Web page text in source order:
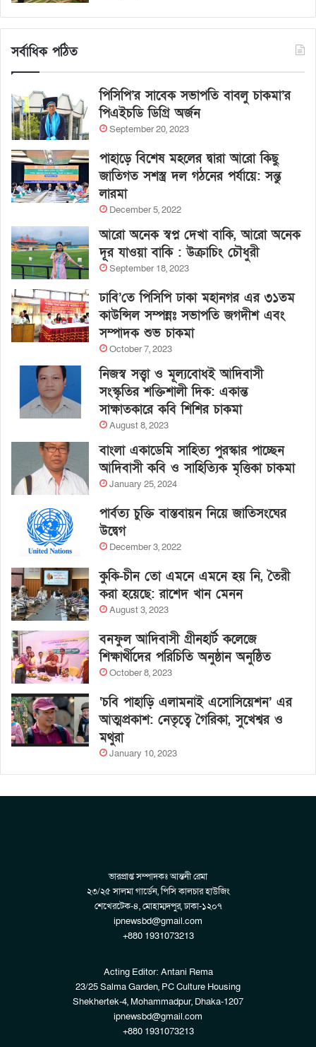
সর্বাধিক পঠিত
পিসিপি’র সাবেক সভাপতি বাবলু চাকমা’র
পিএইচডি ডিগ্রি অর্জন
September 20, 2023
পাহাড়ে বিশেষ মহলের দ্বারা আরো কিছু
জাতিগত সশস্ত্র দল গঠনের পর্যায়ে: সন্তু
লারমা
December 5, 2022
আরো অনেক স্বপ্ন দেখা বাকি, আরো অনেক
দূর যাওয়া বাকি : উক্রাচিং চৌধুরী
September 18, 2023
ঢাবি’তে পিসিপি ঢাকা মহানগর এর ৩১তম
কাউন্সিল সম্পন্নঃ সভাপতি জগদীশ এবং
সম্পাদক শুভ চাকমা
October 7, 2023
নিজস্ব সত্ত্বা ও মূল্যবোধই আদিবাসী
সংস্কৃতির শক্তিশালী দিক: একান্ত
সাক্ষাতকারে কবি শিশির চাকমা
August 8, 2023
বাংলা একাডেমি সাহিত্য পুরস্কার পাচ্ছেন
আদিবাসী কবি ও সাহিত্যিক মৃত্তিকা চাকমা
January 25, 2024
পার্বত্য চুক্তি বাস্তবায়ন নিয়ে জাতিসংঘের
উদ্বেগ
December 3, 2022
কুকি-চীন তো এমনে এমনে হয় নি, তৈরী
করা হয়েছে: রাশেদ খান মেনন
August 3, 2023
বনফুল আদিবাসী গ্রীনহার্ট কলেজে
শিক্ষার্থীদের পরিচিতি অনুষ্ঠান অনুষ্ঠিত
October 8, 2023
‘চবি পাহাড়ি এলামনাই এসোসিয়েশন’ এর
আত্মপ্রকাশ: নেতৃত্বে গৈরিকা, সুখেশ্বর ও
মথুরা
January 10, 2023
ভারপ্রাপ্ত সম্পাদকঃ আন্তনী রেমা
২৩/২৫ সালমা গার্ডেন, পিসি কালচার হাউজিং
শেখেরটেক-৪, মোহাম্মদপুর, ঢাকা-১২০৭
ipnewsbd@gmail.com
+880 1931073213
Acting Editor: Antani Rema
23/25 Salma Garden, PC Culture Housing
Shekhertek-4, Mohammadpur, Dhaka-1207
ipnewsbd@gmail.com
+880 1931073213